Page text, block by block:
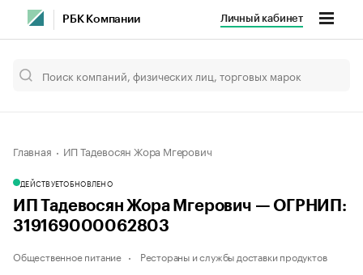
РБК Компании Личный кабинет
Главная ИП Тадевосян Жора Мгерович
ДЕЙСТВУЕТОБНОВЛЕНО
ИП Тадевосян Жора Мгерович — ОГРНИП:
319169000062803
Общественное питание Рестораны и службы доставки продуктов